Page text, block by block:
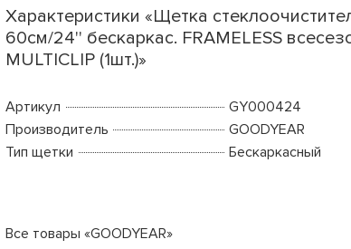
Характеристики «Щетка
60см/24'' бескаркас. FRAMELESS
MULTICLIP (1шт.)»
Артикул
GY000424
Производитель
GOODYEAR
Тип щетки
Бескаркасный
Все товары «GOODYEAR»